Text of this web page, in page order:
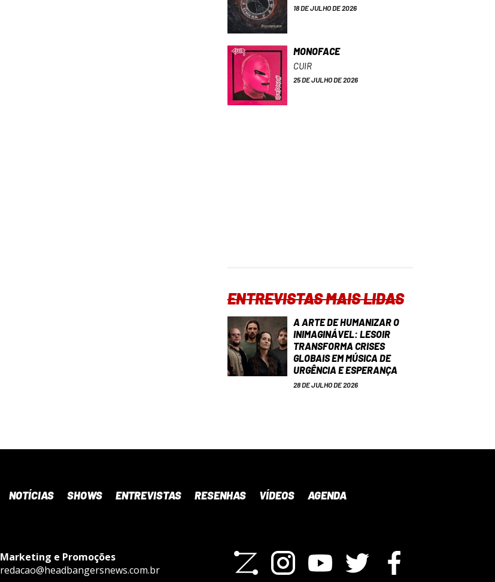
18 DE JULHO DE 2026
MONOFACE
CUIR
25 DE JULHO DE 2026
ENTREVISTAS MAIS LIDAS
A ARTE DE HUMANIZAR O
INIMAGINÁVEL: LESOIR
TRANSFORMA CRISES
GLOBAIS EM MÚSICA DE
URGÊNCIA E ESPERANÇA
28 DE JULHO DE 2026
NOTÍCIAS SHOWS ENTREVISTAS RESENHAS VÍDEOS AGENDA
Marketing e Promoções
redacao@headbangersnews.com.br